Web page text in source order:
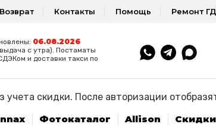
Возврат Контакты Помощь Ремонт
06.08.2026
с утра). Постаматы
и доставки такси по
учета скидки. После авторизации
Фотокаталог Allison Скидки